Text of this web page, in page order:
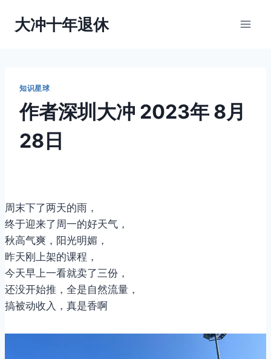
大冲十年退休
知识星球
作者深圳大冲 2023年 8月
28日
周末下了两天的雨，
终于迎来了周一的好天气，
秋高气爽，阳光明媚，
昨天刚上架的课程，
今天早上一看就卖了三份，
还没开始推，全是自然流量，
搞被动收入，真是香啊